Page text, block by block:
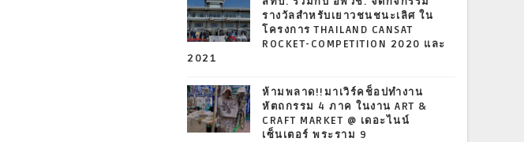
รางวัลสำหรับเยาวชนชนะเลิศ ใน
โครงการ THAILAND CANSAT
ROCKET-COMPETITION 2020 และ
2021
ห้ามพลาด!!มาเวิร์คช็อปทำงาน
หัตถกรรม 4 ภาค ในงาน ART &
CRAFT MARKET @ เดอะไนน์
เซ็นเตอร์ พระราม 9